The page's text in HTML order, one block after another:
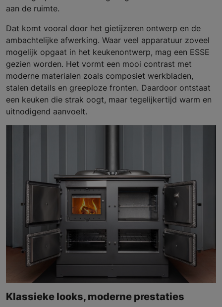
aan de ruimte.
Dat komt vooral door het gietijzeren ontwerp en de
ambachtelijke afwerking. Waar veel apparatuur zoveel
mogelijk opgaat in het keukenontwerp, mag een ESSE
gezien worden. Het vormt een mooi contrast met
moderne materialen zoals composiet werkbladen,
stalen details en greeploze fronten. Daardoor ontstaat
een keuken die strak oogt, maar tegelijkertijd warm en
uitnodigend aanvoelt.
Klassieke looks, moderne prestaties